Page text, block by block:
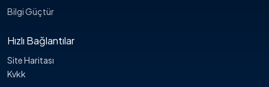
Bilgi Güçtür
Hızlı Bağlantılar
Site Haritası
Kvkk